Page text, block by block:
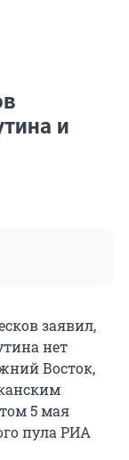
и
заявил,
нет
Восток,
5 мая
пула РИА